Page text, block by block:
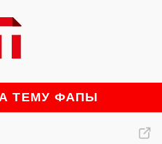
ТЕМУ ФАПЫ